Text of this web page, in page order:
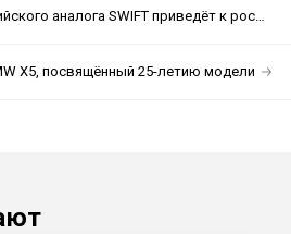
SWIFT приведёт к росту цен на электронику
X5, посвящённый 25-летию модели